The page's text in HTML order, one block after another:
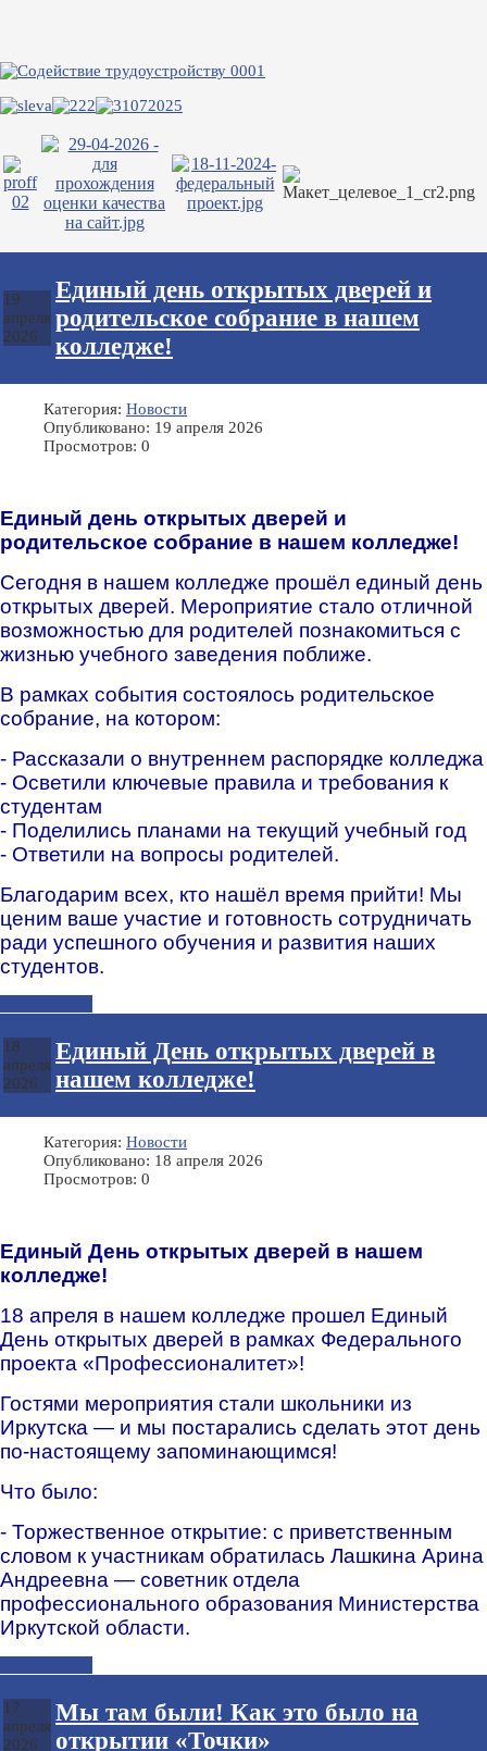
19
апреля
2026
Единый день открытых дверей и
родительское собрание в нашем
колледже!
Категория: Новости
Опубликовано: 19 апреля 2026
Просмотров: 0
Единый день открытых дверей и
родительское собрание в нашем колледже!
Сегодня в нашем колледже прошёл единый день
открытых дверей. Мероприятие стало отличной
возможностью для родителей познакомиться с
жизнью учебного заведения поближе.
В рамках события состоялось родительское
собрание, на котором:
- Рассказали о внутреннем распорядке колледжа
- Осветили ключевые правила и требования к
студентам
- Поделились планами на текущий учебный год
- Ответили на вопросы родителей.
Благодарим всех, кто нашёл время прийти! Мы
ценим ваше участие и готовность сотрудничать
ради успешного обучения и развития наших
студентов.
18
апреля
2026
Единый День открытых дверей в
нашем колледже!
Категория: Новости
Опубликовано: 18 апреля 2026
Просмотров: 0
Единый День открытых дверей в нашем
колледже!
18 апреля в нашем колледже прошел Единый
День открытых дверей в рамках Федерального
проекта «Профессионалитет»!
Гостями мероприятия стали школьники из
Иркутска — и мы постарались сделать этот день
по‑настоящему запоминающимся!
Что было:
- Торжественное открытие: с приветственным
словом к участникам обратилась Лашкина Арина
Андреевна — советник отдела
профессионального образования Министерства
Иркутской области.
17
апреля
2026
Мы там были! Как это было на
открытии «Точки»